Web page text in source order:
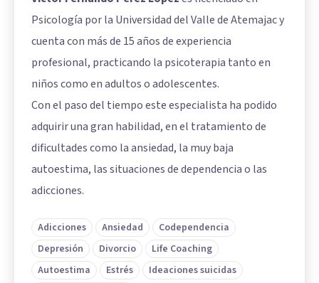
Psicología por la Universidad del Valle de Atemajac y
cuenta con más de 15 años de experiencia
profesional, practicando la psicoterapia tanto en
niños como en adultos o adolescentes.
Con el paso del tiempo este especialista ha podido
adquirir una gran habilidad, en el tratamiento de
dificultades como la ansiedad, la muy baja
autoestima, las situaciones de dependencia o las
adicciones.
Adicciones Ansiedad
Codependencia
Depresión
Divorcio
Life Coaching
Autoestima
Estrés
Ideaciones suicidas